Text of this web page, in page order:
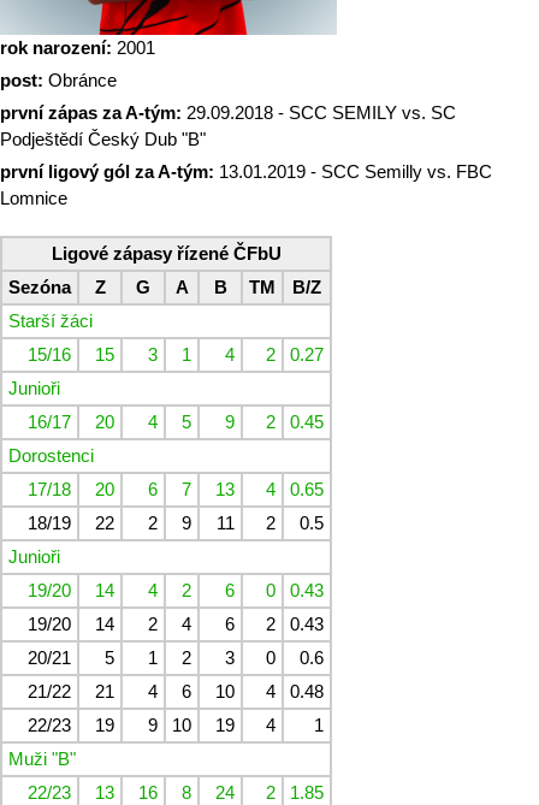
rok narození: 2001
post: Obránce
první zápas za A-tým: 29.09.2018 - SCC SEMILY vs. SC
Podještědí Český Dub "B"
první ligový gól za A-tým: 13.01.2019 - SCC Semilly vs. FBC
Lomnice
Ligové zápasy řízené ČFbU
Sezóna
Z G A B TM
B/Z
Starší žáci
15/16
15 3 1 4 2
0.27
Junioři
16/17
20 4 5 9 2
0.45
Dorostenci
17/18
20 6 7 13 4
0.65
18/19
22 2 9 11 2
0.5
Junioři
19/20
14 4 2 6 0
0.43
19/20
14 2 4 6 2
0.43
20/21
5 1 2 3 0
0.6
21/22
21 4 6 10 4
0.48
22/23
19 9 10 19 4
1
Muži "B"
22/23
13 16 8 24 2
1.85